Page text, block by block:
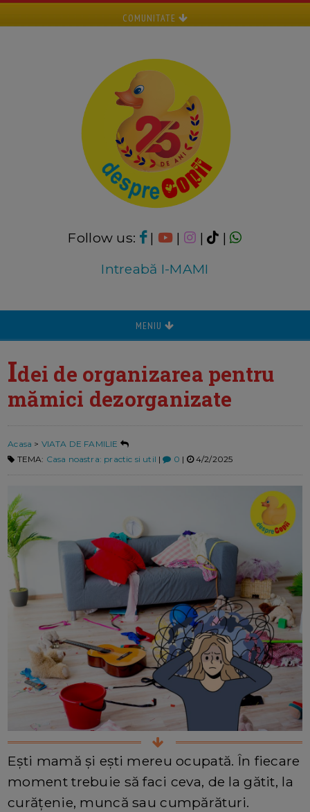
COMUNITATE
Follow us: | | |
|
Intreabă I-MAMI
MENIU
Idei de organizarea pentru
mămici dezorganizate
Acasa > VIATA DE FAMILIE
TEMA: Casa noastra: practic si util | 0 | 4/2/2025
Ești mamă și ești mereu ocupată. În fiecare
moment trebuie să faci ceva, de la gătit, la
curățenie, muncă sau cumpărături.